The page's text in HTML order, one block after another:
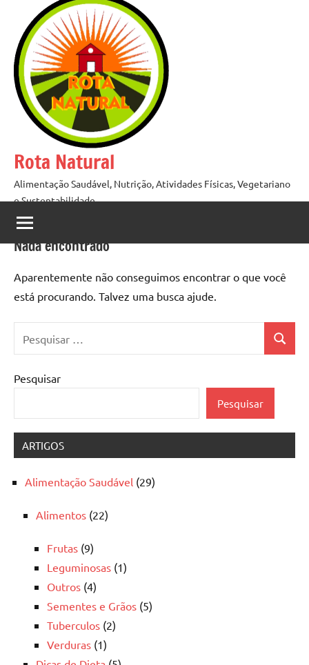
conteúdo
Rota Natural
Alimentação Saudável, Nutrição, Atividades Físicas, Vegetariano
e Sustentabilidade
Nada encontrado
Aparentemente não conseguimos encontrar o que você
está procurando. Talvez uma busca ajude.
por:
Pesquisar
Pesquisar
ARTIGOS
Alimentação Saudável (29)
Alimentos (22)
Frutas (9)
Leguminosas (1)
Outros (4)
Sementes e Grãos (5)
Tuberculos (2)
Verduras (1)